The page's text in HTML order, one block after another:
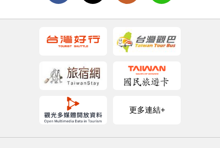
更多連結+